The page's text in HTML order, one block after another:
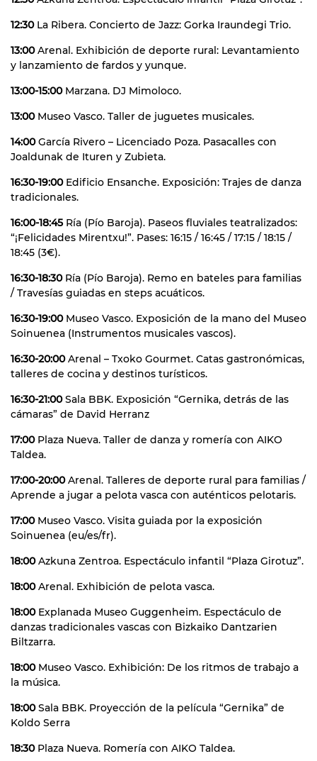
12:30La Ribera. Concierto de Jazz: Gorka Iraundegi Trio.
13:00Arenal. Exhibición de deporte rural: Levantamiento
y lanzamiento de fardos y yunque.
13:00-15:00Marzana. DJ Mimoloco.
13:00Museo Vasco. Taller de juguetes musicales.
14:00García Rivero – Licenciado Poza. Pasacalles con
Joaldunak de Ituren y Zubieta.
16:30-19:00Edificio Ensanche. Exposición: Trajes de danza
tradicionales.
16:00-18:45Ría (Pío Baroja). Paseos fluviales teatralizados:
“¡Felicidades Mirentxu!”. Pases: 16:15 / 16:45 / 17:15 / 18:15 /
18:45 (3€).
16:30-18:30Ría (Pío Baroja). Remo en bateles para familias
/ Travesías guiadas en steps acuáticos.
16:30-19:00Museo Vasco. Exposición de la mano del Museo
Soinuenea (Instrumentos musicales vascos).
16:30-20:00Arenal – Txoko Gourmet. Catas gastronómicas,
talleres de cocina y destinos turísticos.
16:30-21:00Sala BBK. Exposición “Gernika, detrás de las
cámaras” de David Herranz
17:00Plaza Nueva. Taller de danza y romería con AIKO
Taldea.
17:00-20:00Arenal. Talleres de deporte rural para familias /
Aprende a jugar a pelota vasca con auténticos pelotaris.
17:00Museo Vasco. Visita guiada por la exposición
Soinuenea (eu/es/fr).
18:00Azkuna Zentroa. Espectáculo infantil “Plaza Girotuz”.
18:00Arenal. Exhibición de pelota vasca.
18:00Explanada Museo Guggenheim. Espectáculo de
danzas tradicionales vascas con Bizkaiko Dantzarien
Biltzarra.
18:00Museo Vasco. Exhibición: De los ritmos de trabajo a
la música.
18:00Sala BBK. Proyección de la película “Gernika” de
Koldo Serra
18:30Plaza Nueva. Romería con AIKO Taldea.